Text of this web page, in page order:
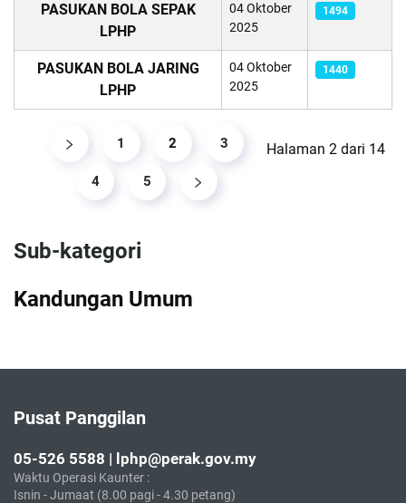
PASUKAN BOLA SEPAK
LPHP
04 Oktober
2025
1494
PASUKAN BOLA JARING
LPHP
04 Oktober
2025
1440
Halaman 2 dari 14
1 2 3
4 5
Sub-kategori
Kandungan Umum
Pusat Panggilan
05-526 5588 | lphp@perak.gov.my
Waktu Operasi Kaunter :
Isnin - Jumaat (8.00 pagi - 4.30 petang)